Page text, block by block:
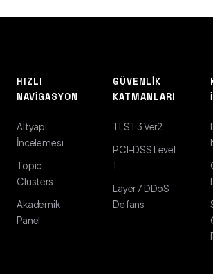
HIZLI
NAVIGASYON
Altyapı
İncelemesi
Topic
Clusters
Akademik
Panel
GÜVENLIK
KATMANLARI
TLS 1.3 Ver2
PCI-DSS Level
1
Layer 7 DDoS
Defans